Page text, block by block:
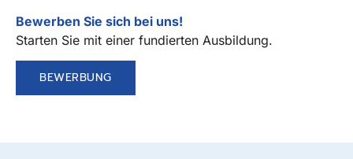
Bewerben Sie sich bei uns!
Starten Sie mit einer fundierten Ausbildung.
BEWERBUNG